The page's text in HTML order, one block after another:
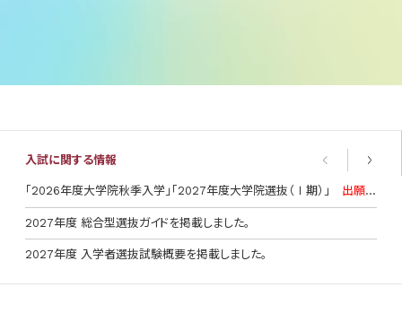
入試に関する情報
｢2026年度大学院秋季入学｣｢2027年度大学院選抜（Ⅰ期）｣
出願期
間：8月10日(月)～8月31日(月)<消印有効>
2027年度 総合型選抜ガイドを掲載しました。
2027年度 入学者選抜試験概要を掲載しました。
随時受付中▶大学教員による出張講義